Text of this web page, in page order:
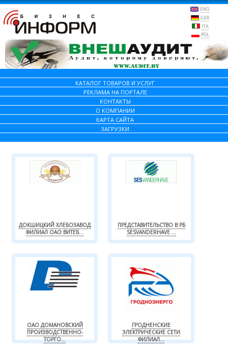
ENG
GER
ITA
POL
КАТАЛОГ ТОВАРОВ И УСЛУГ
РЕКЛАМА НА ПОРТАЛЕ
КОНТАКТЫ
О КОМПАНИИ
КАРТА САЙТА
ЗАГРУЗКИ
ДОКШИЦКИЙ ХЛЕБОЗАВОД
ФИЛИАЛ ОАО ВИТЕБ...
ПРЕДСТАВИТЕЛЬСТВО В РБ
SESVANDERHAVE ...
ОАО ДОМАНОВСКИЙ
ПРОИЗВОДСТВЕННО-
ТОРГО...
ГРОДНЕНСКИЕ
ЭЛЕКТРИЧЕСКИЕ СЕТИ
ФИЛИАЛ...